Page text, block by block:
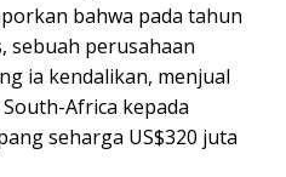
bahwa pada tahun
sebuah perusahaan
ia kendalikan, menjual
Africa kepada
seharga US$320 juta